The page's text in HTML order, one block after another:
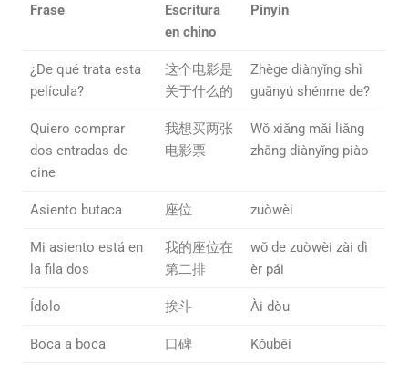
Frase
Escritura
en chino
Pinyin
¿De qué trata esta
película?
这个电影是
关于什么的
Zhège diànyǐng shì
guānyú shénme de?
Quiero comprar
dos entradas de
cine
我想买两张
电影票
Wǒ xiǎng mǎi liǎng
zhāng diànyǐng piào
Asiento butaca 座位 zuòwèi
Mi asiento está en
la fila dos
我的座位在
第二排
wǒ de zuòwèi zài dì
èr pái
Ídolo 挨斗 Ài dòu
Boca a boca 口碑 Kǒubēi